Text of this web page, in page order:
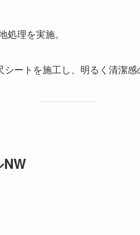
理を実施。
ートを施工し、明るく清潔感
NW